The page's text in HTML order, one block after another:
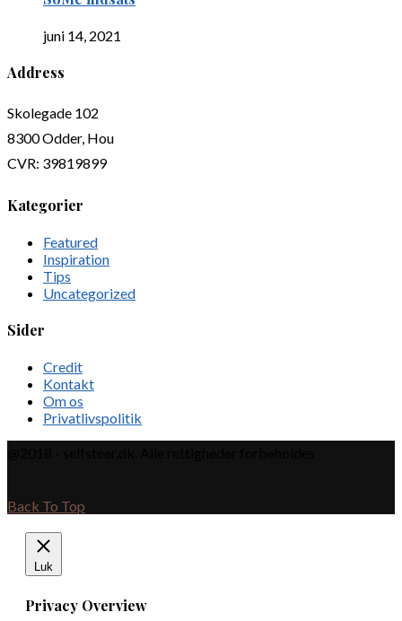
juni 14, 2021
Address
Skolegade 102
8300 Odder, Hou
CVR: 39819899
Kategorier
Featured
Inspiration
Tips
Uncategorized
Sider
Credit
Kontakt
Om os
Privatlivspolitik
Back To Top
Luk
Privacy Overview